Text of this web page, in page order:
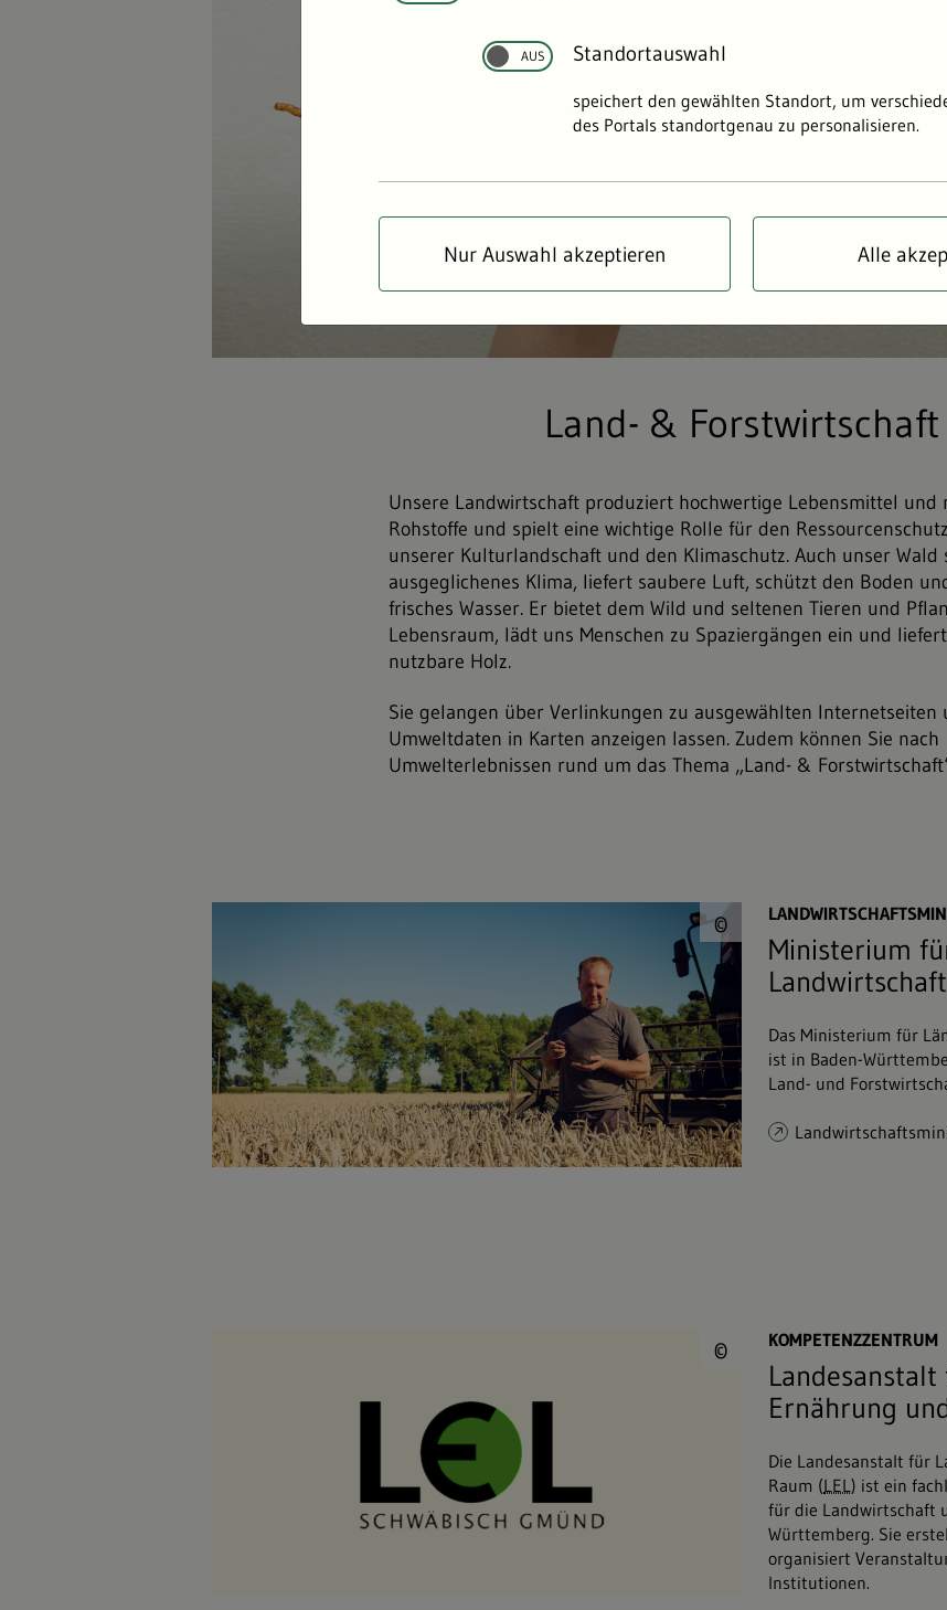
Land- & Forstwirtschaft
Unsere Landwirtschaft produziert hochwertige Lebensmittel und
Rohstoffe und spielt eine wichtige Rolle für den
unserer Kulturlandschaft und den Klimaschutz. Auch unser Wald
ausgeglichenes Klima, liefert saubere Luft, schützt den Boden
frisches Wasser. Er bietet dem Wild und seltenen Tieren und
Lebensraum, lädt uns Menschen zu Spaziergängen ein und
nutzbare Holz.
Sie gelangen über Verlinkungen zu ausgewählten Internetseiten
Umweltdaten in Karten anzeigen lassen. Zudem können Sie nach
Umwelterlebnissen rund um das Thema „Land- &
© ©
Ministerium
Das Ministerium für
ist in Baden-
Land- und
© ©KOMPETENZZENTRUM
Ernährung
Die Landesanstalt für
Raum (LEL) ist ein
für die Landwirtschaft
Württemberg. Sie
organisiert
Institutionen.
Standortauswahl
speichert den gewählten Standort, um
des Portals standortgenau zu personalisieren.
Nur Auswahl akzeptieren Alle